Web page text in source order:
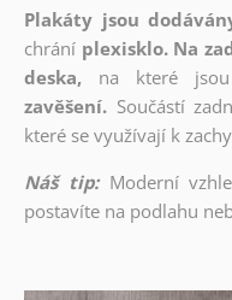
Plakáty jsou
chrání plexisklo. Na
deska,
na které jsou
zavěšení. Součástí
které se využívají k
Náš tip: Moderní
postavíte na podlahu